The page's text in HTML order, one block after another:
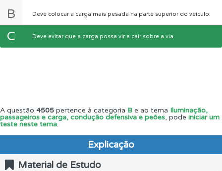
B Deve colocar a carga mais pesada na parte superior do veículo.
C Deve evitar que a carga possa vir a cair sobre a via.
A questão 4505 pertence à categoria B e ao tema Iluminação,
passageiros e carga, condução defensiva e peões, pode iniciar um
teste neste tema.
Explicação
Material de Estudo